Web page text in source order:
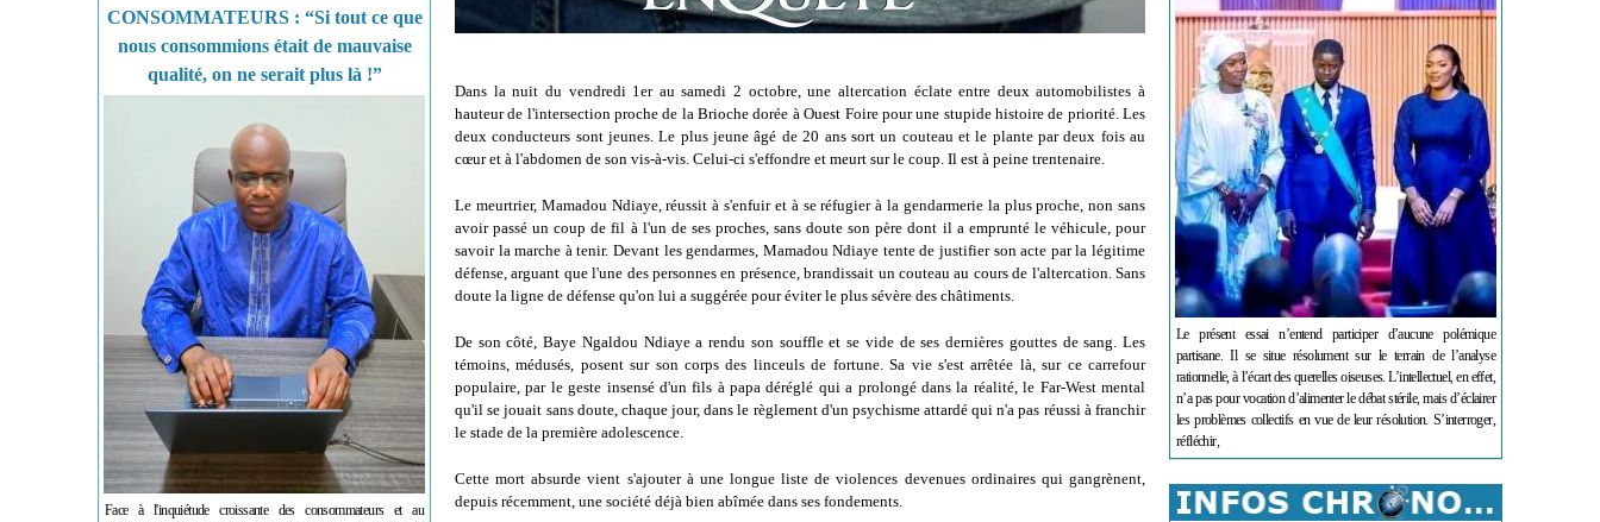
CONSOMMATEURS : “Si tout ce que
nous consommions était de mauvaise
qualité, on ne serait plus là !”
Face à l'inquiétude croissante des consommateurs et au
Dans la nuit du vendredi 1er au samedi 2 octobre, une altercation éclate entre deux automobilistes à
hauteur de l'intersection proche de la Brioche dorée à Ouest Foire pour une stupide histoire de priorité. Les
deux conducteurs sont jeunes. Le plus jeune âgé de 20 ans sort un couteau et le plante par deux fois au
cœur et à l'abdomen de son vis-à-vis. Celui-ci s'effondre et meurt sur le coup. Il est à peine trentenaire.
Le meurtrier, Mamadou Ndiaye, réussit à s'enfuir et à se réfugier à la gendarmerie la plus proche, non sans
avoir passé un coup de fil à l'un de ses proches, sans doute son père dont il a emprunté le véhicule, pour
savoir la marche à tenir. Devant les gendarmes, Mamadou Ndiaye tente de justifier son acte par la légitime
défense, arguant que l'une des personnes en présence, brandissait un couteau au cours de l'altercation. Sans
doute la ligne de défense qu'on lui a suggérée pour éviter le plus sévère des châtiments.
De son côté, Baye Ngaldou Ndiaye a rendu son souffle et se vide de ses dernières gouttes de sang. Les
témoins, médusés, posent sur son corps des linceuls de fortune. Sa vie s'est arrêtée là, sur ce carrefour
populaire, par le geste insensé d'un fils à papa déréglé qui a prolongé dans la réalité, le Far-West mental
qu'il se jouait sans doute, chaque jour, dans le règlement d'un psychisme attardé qui n'a pas réussi à franchir
le stade de la première adolescence.
Cette mort absurde vient s'ajouter à une longue liste de violences devenues ordinaires qui gangrènent,
depuis récemment, une société déjà bien abîmée dans ses fondements.
Le présent essai n’entend participer d’aucune polémique
partisane. Il se situe résolument sur le terrain de l’analyse
rationnelle, à l’écart des querelles oiseuses. L’intellectuel, en effet,
n’a pas pour vocation d’alimenter le débat stérile, mais d’éclairer
les problèmes collectifs en vue de leur résolution. S’interroger,
réfléchir,